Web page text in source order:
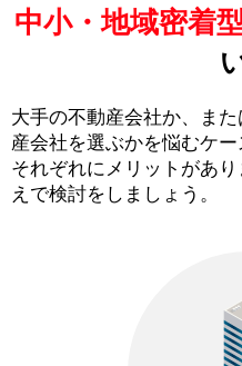
中小・地域密着
大手の不動産会社か、ま
産会社を選ぶかを悩むケー
それぞれにメリットがあ
えで検討をしましょう。